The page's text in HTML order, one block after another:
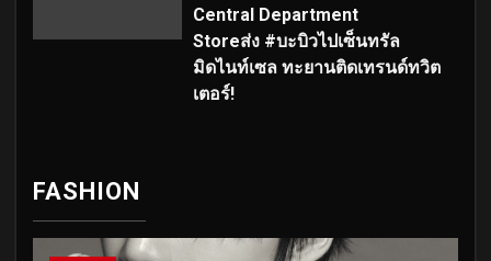
Central Department
Storeส่ง #บะบิวไปเซ็นทรัล
มิดไนท์เซล ทะยานติดเทรนด์ทวิต
เตอร์!
FASHION